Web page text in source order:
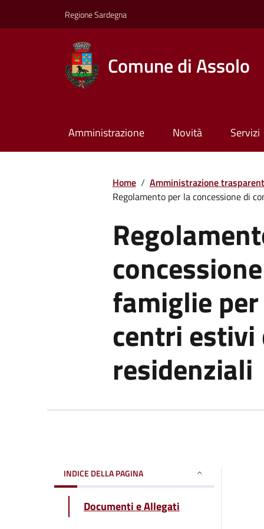
Regione Sardegna
Comune di Assolo
Amministrazione Novità Servizi
Home / Amministrazione
Regolamento per la concessione di
famiglie
centri
residenziali
INDICE DELLA PAGINA
Documenti e Allegati